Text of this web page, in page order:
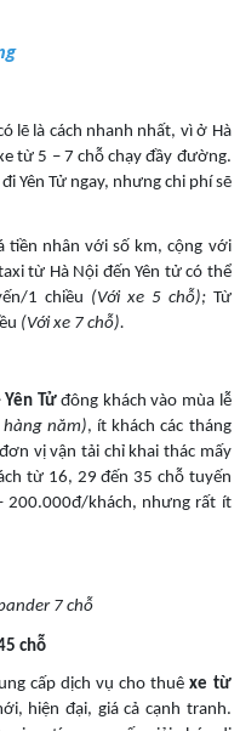
lẽ là cách nhanh nhất, vì ở Hà
từ 5 – 7 chỗ chạy đầy đường.
Yên Tử ngay, nhưng chi phí sẽ
tiền nhân với số km, cộng với
từ Hà Nội đến Yên tử có thể
1 chiều (Với xe 5 chỗ);Từ
(Với xe 7 chỗ).
Yên Tửđông khách vào mùa lễ
năm), ít khách các tháng
vị vận tải chỉ khai thác mấy
từ 16, 29 đến 35 chỗ tuyến
200.000đ/khách, nhưng rất ít
7 chỗ
chỗ
cấp dịch vụ cho thuêxe từ
hiện đại, giá cả cạnh tranh.